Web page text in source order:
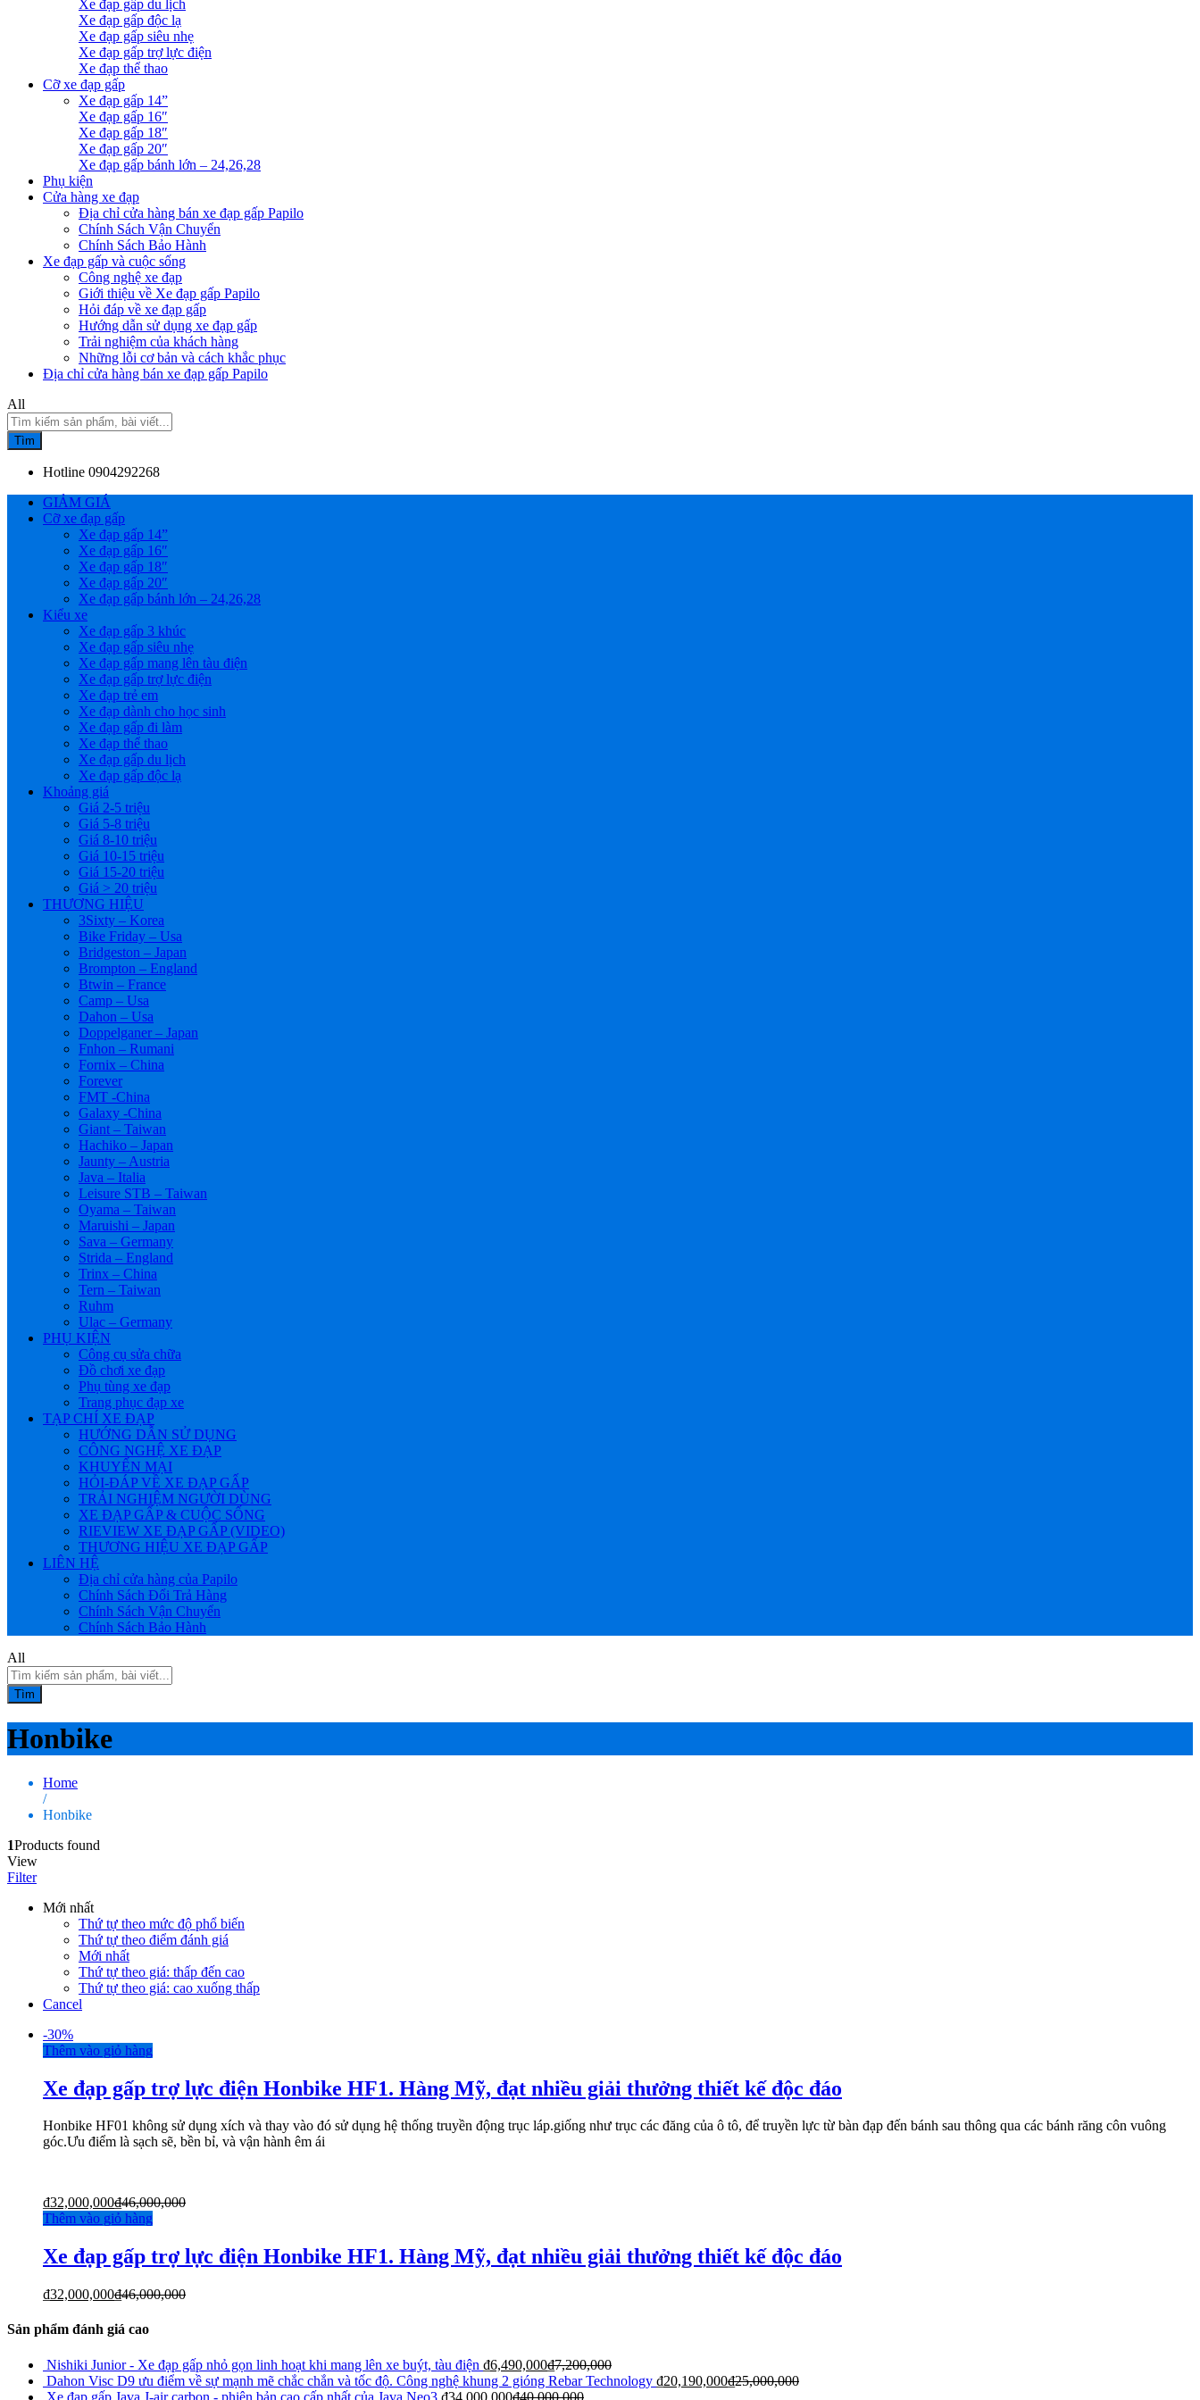
Xe đạp gấp du lịch
Xe đạp gấp độc lạ
Xe đạp gấp siêu nhẹ
Xe đạp gấp trợ lực điện
Xe đạp thể thao
Cỡ xe đạp gấp
Xe đạp gấp 14”
Xe đạp gấp 16″
Xe đạp gấp 18″
Xe đạp gấp 20″
Xe đạp gấp bánh lớn – 24,26,28
Phụ kiện
Cửa hàng xe đạp
Địa chỉ cửa hàng bán xe đạp gấp Papilo
Chính Sách Vận Chuyển
Chính Sách Bảo Hành
Xe đạp gấp và cuộc sống
Công nghệ xe đạp
Giới thiệu về Xe đạp gấp Papilo
Hỏi đáp về xe đạp gấp
Hướng dẫn sử dụng xe đạp gấp
Trải nghiệm của khách hàng
Những lỗi cơ bản và cách khắc phục
Địa chỉ cửa hàng bán xe đạp gấp Papilo
All
Tìm
Hotline 0904292268
GIẢM GIÁ
Cỡ xe đạp gấp
Xe đạp gấp 14”
Xe đạp gấp 16″
Xe đạp gấp 18″
Xe đạp gấp 20″
Xe đạp gấp bánh lớn – 24,26,28
Kiểu xe
Xe đạp gấp 3 khúc
Xe đạp gấp siêu nhẹ
Xe đạp gấp mang lên tàu điện
Xe đạp gấp trợ lực điện
Xe đạp trẻ em
Xe đạp dành cho học sinh
Xe đạp gấp đi làm
Xe đạp thể thao
Xe đạp gấp du lịch
Xe đạp gấp độc lạ
Khoảng giá
Giá 2-5 triệu
Giá 5-8 triệu
Giá 8-10 triệu
Giá 10-15 triệu
Giá 15-20 triệu
Giá > 20 triệu
THƯƠNG HIỆU
3Sixty – Korea
Bike Friday – Usa
Bridgeston – Japan
Brompton – England
Btwin – France
Camp – Usa
Dahon – Usa
Doppelganer – Japan
Fnhon – Rumani
Fornix – China
Forever
FMT -China
Galaxy -China
Giant – Taiwan
Hachiko – Japan
Jaunty – Austria
Java – Italia
Leisure STB – Taiwan
Oyama – Taiwan
Maruishi – Japan
Sava – Germany
Strida – England
Trinx – China
Tern – Taiwan
Ruhm
Ulac – Germany
PHỤ KIỆN
Công cụ sửa chữa
Đồ chơi xe đạp
Phụ tùng xe đạp
Trang phục đạp xe
TẠP CHÍ XE ĐẠP
HƯỚNG DẪN SỬ DỤNG
CÔNG NGHỆ XE ĐẠP
KHUYẾN MẠI
HỎI-ĐÁP VỀ XE ĐẠP GẤP
TRẢI NGHIỆM NGƯỜI DÙNG
XE ĐẠP GẤP & CUỘC SỐNG
RIEVIEW XE ĐẠP GẤP (VIDEO)
THƯƠNG HIỆU XE ĐẠP GẤP
LIÊN HỆ
Địa chỉ cửa hàng của Papilo
Chính Sách Đổi Trả Hàng
Chính Sách Vận Chuyển
Chính Sách Bảo Hành
All
Tìm
Honbike
Home
/
Honbike
1Products found
View
Filter
Mới nhất
Thứ tự theo mức độ phổ biến
Thứ tự theo điểm đánh giá
Mới nhất
Thứ tự theo giá: thấp đến cao
Thứ tự theo giá: cao xuống thấp
Cancel
-30%
Thêm vào giỏ hàng
Xe đạp gấp trợ lực điện Honbike HF1. Hàng Mỹ, đạt nhiều giải thưởng thiết kế độc đáo
Honbike HF01 không sử dụng xích và thay vào đó sử dụng hệ thống truyền động trục láp.giống như trục các đăng của ô tô, để truyền lực từ bàn đạp đến bánh sau thông qua các bánh răng côn vuông
góc.Ưu điểm là sạch sẽ, bền bỉ, và vận hành êm ái
₫32,000,000₫46,000,000
Thêm vào giỏ hàng
Xe đạp gấp trợ lực điện Honbike HF1. Hàng Mỹ, đạt nhiều giải thưởng thiết kế độc đáo
₫32,000,000₫46,000,000
Sản phẩm đánh giá cao
Nishiki Junior - Xe đạp gấp nhỏ gọn linh hoạt khi mang lên xe buýt, tàu điện ₫6,490,000₫7,200,000
Dahon Visc D9 ưu điểm về sự mạnh mẽ chắc chắn và tốc độ. Công nghệ khung 2 gióng Rebar Technology ₫20,190,000₫25,000,000
Xe đạp gấp Java J-air carbon - phiên bản cao cấp nhất của Java Neo3 ₫34,000,000₫40,000,000